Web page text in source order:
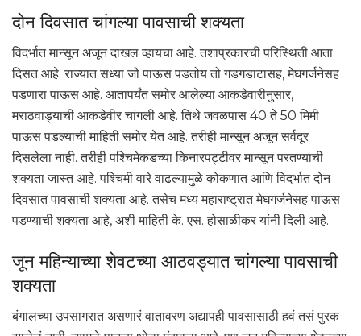
दोन दिवसात चांगल्या पावसाची शक्यता
विदर्भात मान्सून अजून दाखल व्हायचा आहे. तशाप्रकारची परिस्थिती आता
दिसत आहे. राज्यात सध्या जो पाऊस पडतोय तो गडगडाटासह, मेघगर्जनेसह
पडणारा पाऊस आहे. आतापर्यंत समोर आलेल्या आकडेवारीनुसार,
मराठवाड्याची आकडेवीर चांगली आहे. तिथे जवळपास 40 ते 50 मिमी
पाऊस पडल्याची माहिती समोर येत आहे. तरीही मान्सून अजून सर्वदूर
दिसलेला नाही. तरीही पश्चिमेकडच्या किनारपट्टीवर मान्सून परतण्याची
शक्यता जास्त आहे. पश्चिमी वारे वाढल्यामुळे कोकणात आणि विदर्भात दोन
दिवसात पावसाची शक्यता आहे. तसेच मध्य महाराष्ट्रात मेघगर्जनेसह पाऊस
पडण्याची शक्यता आहे, अशी माहिती के. एस. होसाळीकर यांनी दिली आहे.
जून महिन्याच्या शेवटच्या आठवड्यात चांगल्या पावसाची
शक्यता
बंगालच्या उपसागरात असणारं वातावरण अद्यापही पावसासाठी हवं तसं पुरक